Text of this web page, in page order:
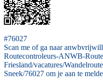
#76027
Scan me of ga naar
Routecontroleurs-ANWB-
Friesland/vacatures/
Sneek/76027 om je aan te